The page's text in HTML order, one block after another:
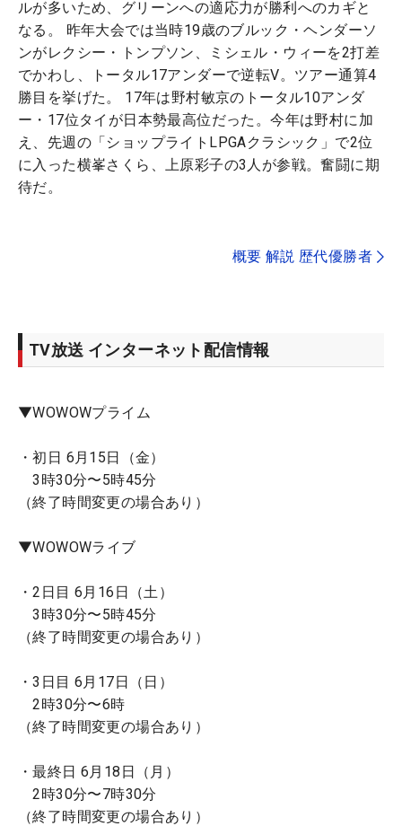
ルが多いため、グリーンへの適応力が勝利へのカギと
なる。 昨年大会では当時19歳のブルック・ヘンダーソ
ンがレクシー・トンプソン、ミシェル・ウィーを2打差
でかわし、トータル17アンダーで逆転V。ツアー通算4
勝目を挙げた。 17年は野村敏京のトータル10アンダ
ー・17位タイが日本勢最高位だった。今年は野村に加
え、先週の「ショップライトLPGAクラシック」で2位
に入った横峯さくら、上原彩子の3人が参戦。奮闘に期
待だ。
概要 解説 歴代優勝者
TV放送 インターネット配信情報
▼WOWOWプライム
・初日 6月15日（金）
3時30分〜5時45分
（終了時間変更の場合あり）
▼WOWOWライブ
・2日目 6月16日（土）
3時30分〜5時45分
（終了時間変更の場合あり）
・3日目 6月17日（日）
2時30分〜6時
（終了時間変更の場合あり）
・最終日 6月18日（月）
2時30分〜7時30分
（終了時間変更の場合あり）